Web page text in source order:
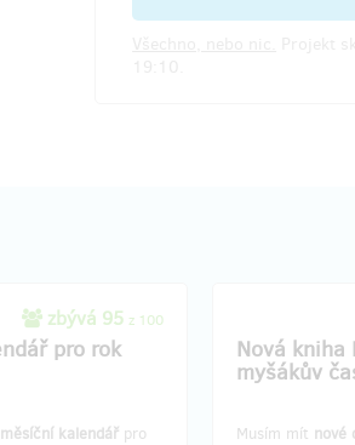
zbývá 95 z 100
pro rok
kalendář pro
Nová kniha
myšákův
Musím mít nové